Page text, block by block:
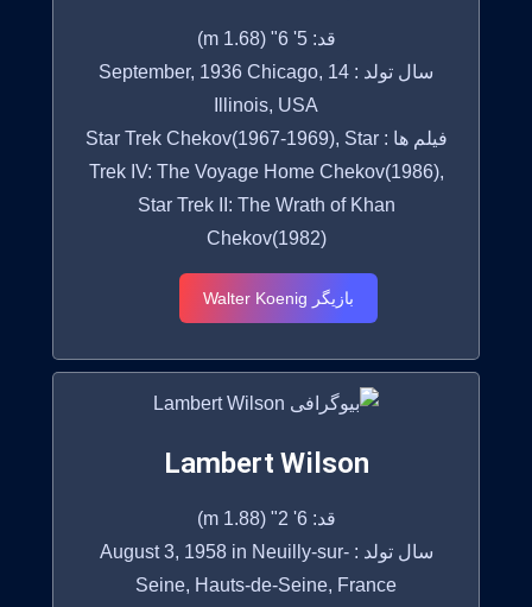
قد: 5' 6" (1.68 m)
سال تولد : 14 September, 1936 Chicago,
Illinois, USA
فیلم ها : Star Trek Chekov(1967-1969), Star
Trek IV: The Voyage Home Chekov(1986),
Star Trek II: The Wrath of Khan
Chekov(1982)
بازیگر Walter Koenig
Lambert Wilson
قد: 6' 2" (1.88 m)
سال تولد : August 3, 1958 in Neuilly-sur-
Seine, Hauts-de-Seine, France